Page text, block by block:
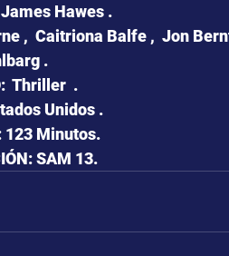
James Hawes .
,  Caitriona Balfe ,  Jon
.
Thriller  .
Unidos .
123 Minutos.
SAM 13.